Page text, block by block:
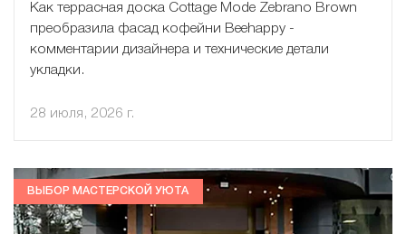
Как террасная доска Cottage Mode Zebrano Brown
преобразила фасад кофейни Beehappy -
комментарии дизайнера и технические детали
укладки.
28 июля, 2026 г.
ВЫБОР МАСТЕРСКОЙ УЮТА